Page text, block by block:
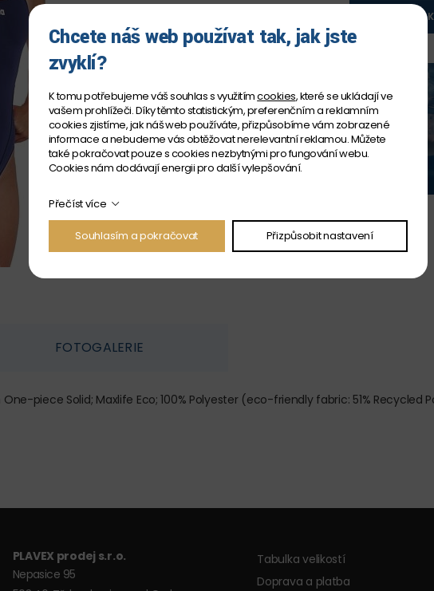
Cena včetně DPH
PŘIDAT DO
FOTOGALERIE
piece Solid; Maxlife Eco; 100% Polyester (eco-friendly fabric: 51% Recycled
PLAVEX prodej s.r.o.
Nepasice 95
Tabulka velikostí
Doprava a platba
Chcete náš web používat tak, jak jste
zvyklí?
K tomu potřebujeme váš souhlas s využitímcookies, které se ukládají ve
vašem prohlížeči. Díky těmto statistickým, preferenčním a reklamním
cookies zjistíme, jak náš web používáte, přizpůsobíme vám zobrazené
informace a nebudeme vás obtěžovat nerelevantní reklamou. Můžete
také pokračovat pouze s cookies nezbytnými pro fungování webu.
Cookies nám dodávají energii pro další vylepšování.
Přečíst více
Souhlasím a pokračovat Přizpůsobit nastavení